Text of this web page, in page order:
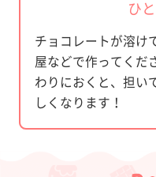
ひ
チョコレートが溶け
屋などで作ってくだ
わりにおくと、担い
しくなります！